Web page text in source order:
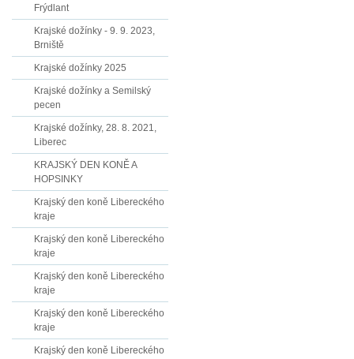
Frýdlant
Krajské dožínky - 9. 9. 2023,
Brniště
Krajské dožínky 2025
Krajské dožínky a Semilský
pecen
Krajské dožínky, 28. 8. 2021,
Liberec
KRAJSKÝ DEN KONĚ A
HOPSINKY
Krajský den koně Libereckého
kraje
Krajský den koně Libereckého
kraje
Krajský den koně Libereckého
kraje
Krajský den koně Libereckého
kraje
Krajský den koně Libereckého